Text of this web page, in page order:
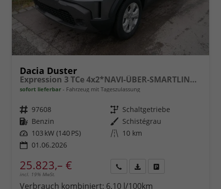
Dacia Duster
Expression 3 TCe 4x2*NAVI-ÜBER-SMARTLINK*AHK*PDC-KAMERA*LED*SHZ*17-ZOLL
sofort lieferbar Fahrzeug mit Tageszulassung
Fahrzeugnr. 97608 Getriebe Schaltgetriebe
Kraftstoff Benzin Außenfarbe Schistégrau
Leistung 103 kW (140 PS) Kilometerstand 10 km
01.06.2026
25.823,– €
incl. 19% MwSt.
anfordern
Datei,
Verbrauch kombiniert: 6,10 l/100km